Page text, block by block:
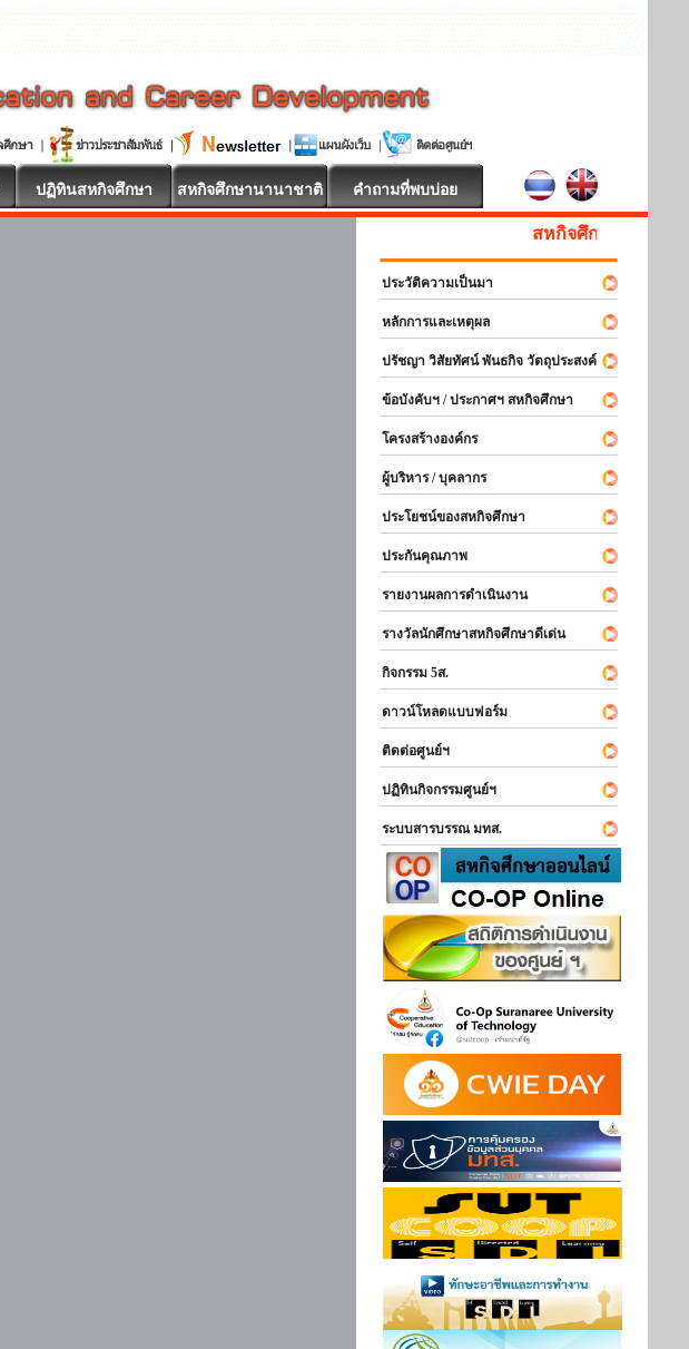
ปฏิทินสหกิจศึกษา สหกิจศึกษานานาชาติ คำถามที่พบบ่อย
สหกิจศึกษา ยินดีต้อนรับ
ประวัติความเป็นมา
หลักการและเหตุผล
ปรัชญา วิสัยทัศน์ พันธกิจ วัตถุประสงค์
ข้อบังคับฯ / ประกาศฯ สหกิจศึกษา
โครงสร้างองค์กร
ผู้บริหาร / บุคลากร
ประโยชน์ของสหกิจศึกษา
ประกันคุณภาพ
รายงานผลการดำเนินงาน
รางวัลนักศึกษาสหกิจศึกษาดีเด่น
กิจกรรม 5ส.
ดาวน์โหลดแบบฟอร์ม
ติดต่อศูนย์ฯ
ปฏิทินกิจกรรมศูนย์ฯ
ระบบสารบรรณ มทส.